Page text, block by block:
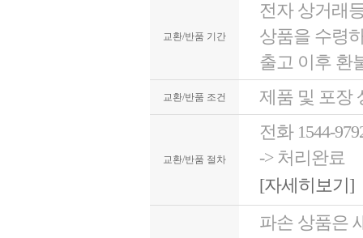
교환/반품 기간
전자 상거래
상품을 수령
출고 이후 환
교환/반품 조건 제품 및 포장
교환/반품 절차
전화 1544-
-> 처리완료
[자세히보기]
파손 상품은